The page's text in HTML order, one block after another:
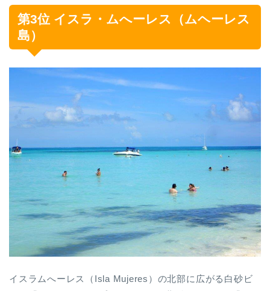
第3位 イスラ・ムへーレス（ムヘーレス
島）
イスラムへーレス（Isla Mujeres）の北部に広がる白砂ビ